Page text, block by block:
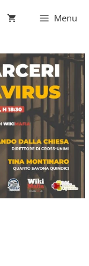
Menu